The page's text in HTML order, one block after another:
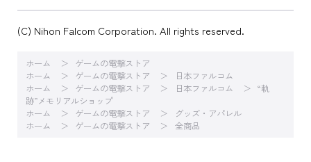
(C) Nihon Falcom Corporation. All rights reserved.
ホーム
ゲームの電撃ストア
ホーム
ゲームの電撃ストア
日本ファルコム
ホーム
ゲームの電撃ストア 日本ファルコム
“軌
跡”メモリアルショップ
ホーム
ゲームの電撃ストア
グッズ・アパレル
ホーム
ゲームの電撃ストア 全商品